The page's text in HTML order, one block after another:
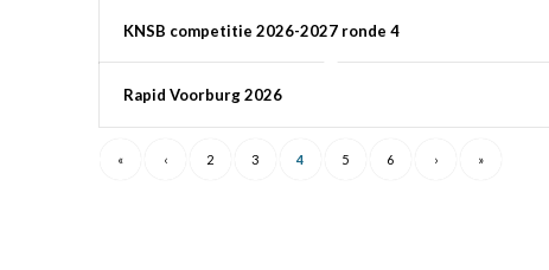
KNSB competitie 2026-2027 ronde 4
Rapid Voorburg 2026
« ‹ 2 3 4 5 6 › »